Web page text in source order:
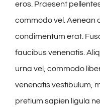
eros. Praesent
commodo vel. Aenean
condimentum erat.
faucibus venenatis.
urna vel, commodo
venenatis vestibulum,
pretium sapien ligula